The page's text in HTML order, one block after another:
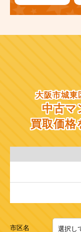
大阪市城東
中古マ
買取価格
市区名